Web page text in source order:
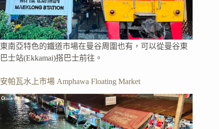
東南亞特色的鐵道市場在曼谷周圍也有，可以從曼谷東
巴士站(Ekkamai)搭巴士前往。
安帕瓦水上市場 Amphawa Floating Market